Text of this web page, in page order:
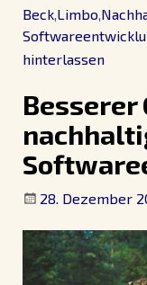
Beck, Limbo
hinterlassen
Besserer
28. Dezember